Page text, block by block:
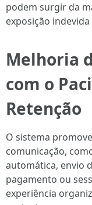
podem surgir da
exposição
Melhoria
com o
Retenção
O sistema
comunicação,
automática, envio
pagamento ou
experiência